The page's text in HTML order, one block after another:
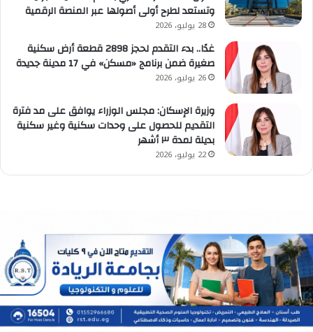
وتستعد لطرح أولى أصولها عبر المنصة الرقمية
28 يوليو، 2026
غدًا.. بدء التقدم لحجز 2898 قطعة أرض سكنية
صغيرة ضمن برنامج «مسكن» في 17 مدينة جديدة
26 يوليو، 2026
وزيرة الإسكان: مجلس الوزراء يوافق على مد فترة
التقديم للحصول على وحدات سكنية وغير سكنية
بديلة لمدة ٣ أشهر
22 يوليو، 2026